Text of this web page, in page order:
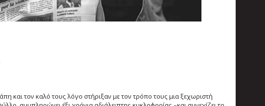
και τον καλό τους λόγο στήριξαν με τον τρόπο τους μια ξεχωριστή